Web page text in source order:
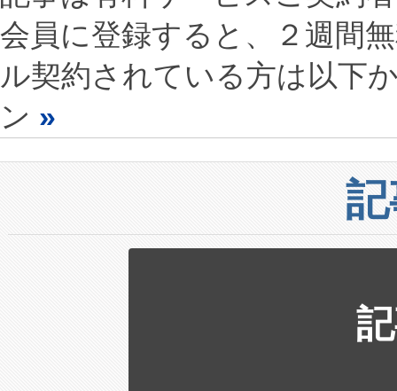
会員に登録すると、２週間
ル契約されている方は以下
ン »